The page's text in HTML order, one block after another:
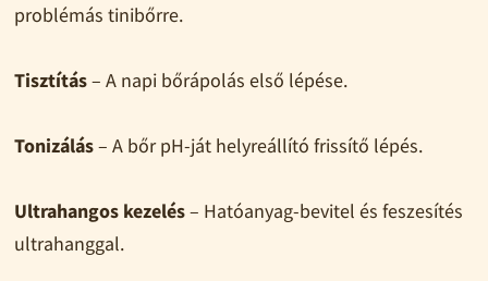
problémás tinibőrre.
Tisztítás– A napi bőrápolás első lépése.
Tonizálás– A bőr pH-ját helyreállító frissítő lépés.
Ultrahangos kezelés– Hatóanyag-bevitel és feszesítés
ultrahanggal.